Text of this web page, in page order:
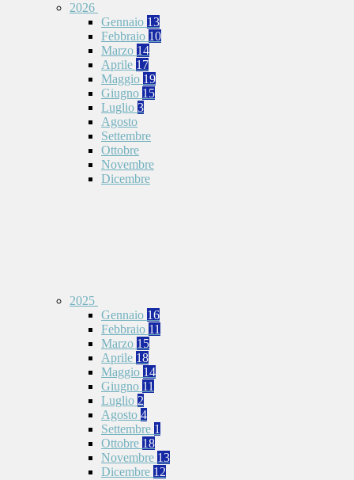
2026
Gennaio 13
Febbraio 10
Marzo 14
Aprile 17
Maggio 19
Giugno 15
Luglio 3
Agosto
Settembre
Ottobre
Novembre
Dicembre
2025
Gennaio 16
Febbraio 11
Marzo 15
Aprile 18
Maggio 14
Giugno 11
Luglio 2
Agosto 4
Settembre 1
Ottobre 18
Novembre 13
Dicembre 12